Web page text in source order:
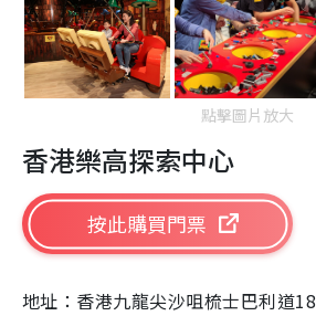
點擊圖片放大
香港樂高探索中心
按此購買門票
地址：香港九龍尖沙咀梳士巴利道18